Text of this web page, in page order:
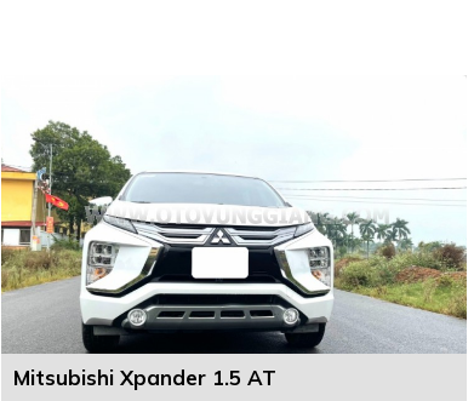
Mitsubishi Xpander 1.5 AT